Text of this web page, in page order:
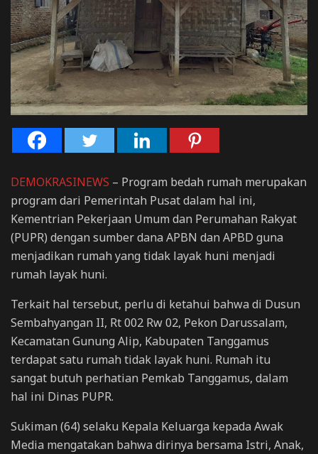
DEMOKRASINEWS – Program bedah rumah merupakan
program dari Pemerintah Pusat dalam hal ini,
Kementrian Pekerjaan Umum dan Perumahan Rakyat
(PUPR) dengan sumber dana APBN dan APBD guna
menjadikan rumah yang tidak layak huni menjadi
rumah layak huni.
Terkait hal tersebut, perlu di ketahui bahwa di Dusun
Sembahyangan II, Rt 002 Rw 02, Pekon Darussalam,
Kecamatan Gunung Alip, Kabupaten Tanggamus
terdapat satu rumah tidak layak huni. Rumah itu
sangat butuh perhatian Pemkab Tanggamus, dalam
hal ini Dinas PUPR.
Sukiman (64) selaku Kepala Keluarga kepada Awak
Media mengatakan bahwa dirinya bersama Istri, Anak,